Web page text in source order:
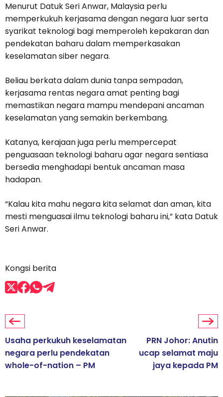
Menurut Datuk Seri Anwar, Malaysia perlu
memperkukuh kerjasama dengan negara luar serta
syarikat teknologi bagi memperoleh kepakaran dan
pendekatan baharu dalam memperkasakan
keselamatan siber negara.
Beliau berkata dalam dunia tanpa sempadan,
kerjasama rentas negara amat penting bagi
memastikan negara mampu mendepani ancaman
keselamatan yang semakin berkembang.
Katanya, kerajaan juga perlu mempercepat
penguasaan teknologi baharu agar negara sentiasa
bersedia menghadapi bentuk ancaman masa
hadapan.
“Kalau kita mahu negara kita selamat dan aman, kita
mesti menguasai ilmu teknologi baharu ini,” kata Datuk
Seri Anwar.
Kongsi berita
Usaha perkukuh keselamatan
negara perlu pendekatan
whole-of-nation – PM
PRN Johor: Anutin
ucap selamat maju
jaya kepada PM